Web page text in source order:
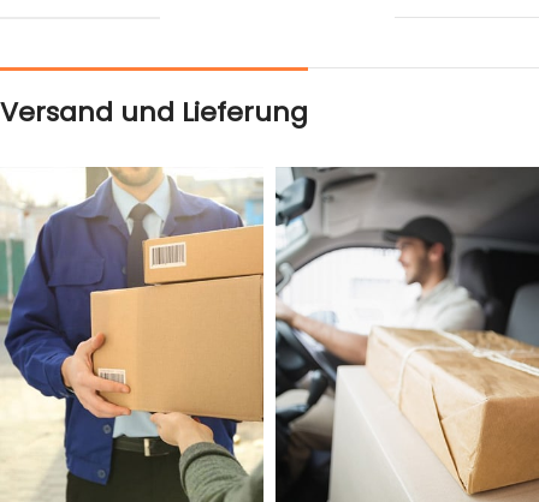
Versand und Lieferung